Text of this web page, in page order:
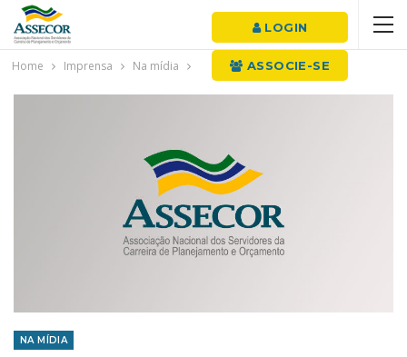
LOGIN
ASSOCIE-SE
Home Imprensa Na mídia
NA MÍDIA